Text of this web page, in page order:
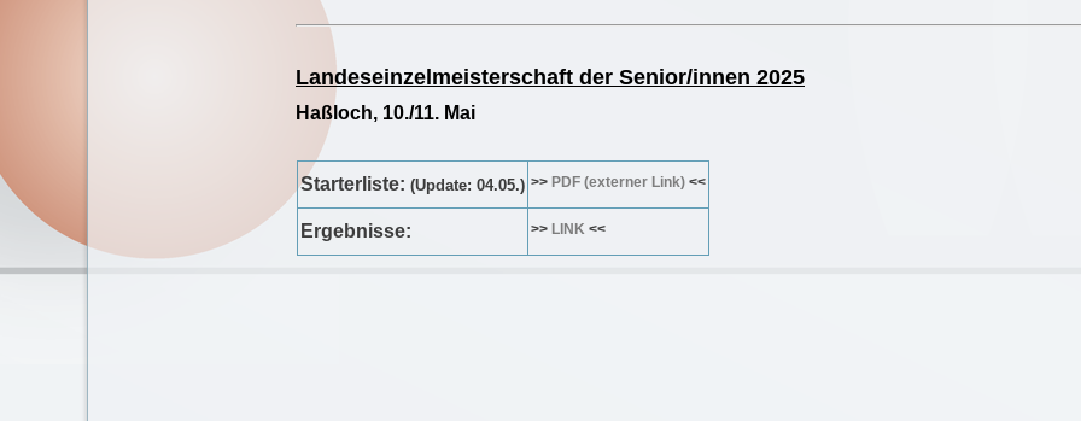
Landeseinzelmeisterschaft der Senior/innen 2025
Haßloch, 10./11. Mai
Starterliste: (Update: 04.05.) >> PDF (externer Link) <<
Ergebnisse: >> LINK <<